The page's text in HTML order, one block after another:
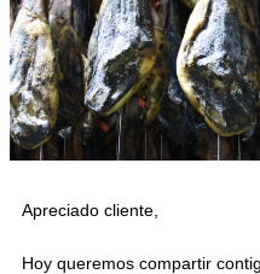
Apreciado cliente,
Hoy queremos compartir